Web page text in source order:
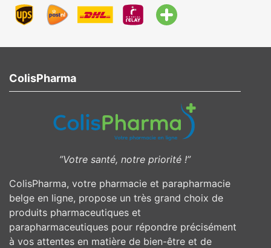
ColisPharma
”Votre santé, notre priorité !”
ColisPharma, votre pharmacie et parapharmacie
belge en ligne, propose un très grand choix de
produits pharmaceutiques et
parapharmaceutiques pour répondre précisément
à vos attentes en matière de bien-être et de